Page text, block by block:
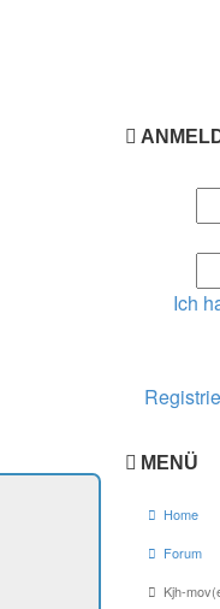
Ich
MENÜ
Home
Forum
Kjh-